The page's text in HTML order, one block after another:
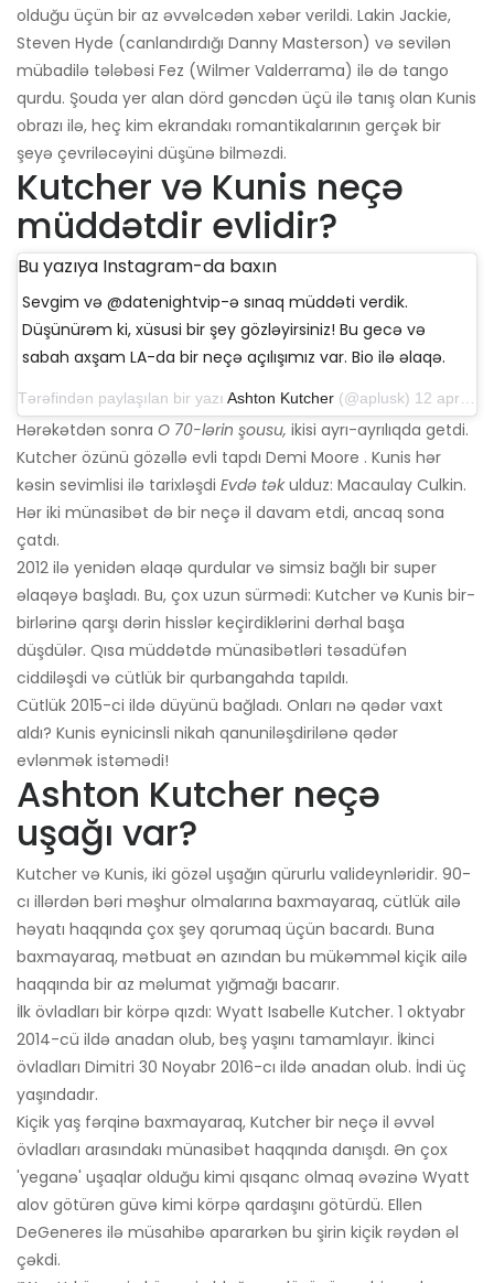
olduğu üçün bir az əvvəlcədən xəbər verildi. Lakin Jackie,
Steven Hyde (canlandırdığı Danny Masterson) və sevilən
mübadilə tələbəsi Fez (Wilmer Valderrama) ilə də tango
qurdu. Şouda yer alan dörd gəncdən üçü ilə tanış olan Kunis
obrazı ilə, heç kim ekrandakı romantikalarının gerçək bir
şeyə çevriləcəyini düşünə bilməzdi.
Kutcher və Kunis neçə
müddətdir evlidir?
Bu yazıya Instagram-da baxın
Sevgim və @datenightvip-ə sınaq müddəti verdik.
Düşünürəm ki, xüsusi bir şey gözləyirsiniz! Bu gecə və
sabah axşam LA-da bir neçə açılışımız var. Bio ilə əlaqə.
Tərəfindən paylaşılan bir yazı Ashton Kutcher (@aplusk) 12 aprel 2019-cu il, saat 14: 50-də PDT
Hərəkətdən sonra O 70-lərin şousu, ikisi ayrı-ayrılıqda getdi.
Kutcher özünü gözəllə evli tapdı Demi Moore . Kunis hər
kəsin sevimlisi ilə tarixləşdi Evdə təkulduz: Macaulay Culkin.
Hər iki münasibət də bir neçə il davam etdi, ancaq sona
çatdı.
2012 ilə yenidən əlaqə qurdular və simsiz bağlı bir super
əlaqəyə başladı. Bu, çox uzun sürmədi: Kutcher və Kunis bir-
birlərinə qarşı dərin hisslər keçirdiklərini dərhal başa
düşdülər. Qısa müddətdə münasibətləri təsadüfən
ciddiləşdi və cütlük bir qurbangahda tapıldı.
Cütlük 2015-ci ildə düyünü bağladı. Onları nə qədər vaxt
aldı? Kunis eynicinsli nikah qanuniləşdirilənə qədər
evlənmək istəmədi!
Ashton Kutcher neçə
uşağı var?
Kutcher və Kunis, iki gözəl uşağın qürurlu valideynləridir. 90-
cı illərdən bəri məşhur olmalarına baxmayaraq, cütlük ailə
həyatı haqqında çox şey qorumaq üçün bacardı. Buna
baxmayaraq, mətbuat ən azından bu mükəmməl kiçik ailə
haqqında bir az məlumat yığmağı bacarır.
İlk övladları bir körpə qızdı: Wyatt Isabelle Kutcher. 1 oktyabr
2014-cü ildə anadan olub, beş yaşını tamamlayır. İkinci
övladları Dimitri 30 Noyabr 2016-cı ildə anadan olub. İndi üç
yaşındadır.
Kiçik yaş fərqinə baxmayaraq, Kutcher bir neçə il əvvəl
övladları arasındakı münasibət haqqında danışdı. Ən çox
'yeganə' uşaqlar olduğu kimi qısqanc olmaq əvəzinə Wyatt
alov götürən güvə kimi körpə qardaşını götürdü. Ellen
DeGeneres ilə müsahibə apararkən bu şirin kiçik rəydən əl
çəkdi.